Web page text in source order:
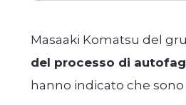
Masaaki Komatsu del
del processo di
hanno indicato che